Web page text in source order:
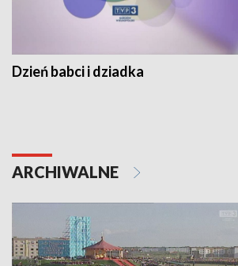
Dzień babci i dziadka
ARCHIWALNE